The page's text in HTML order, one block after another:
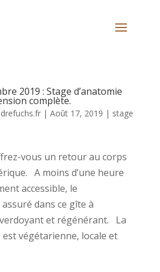
2019 : Stage d’anatomie
complète.
| Août 17, 2019 | stage
vous un retour au corps
A moins d’une heure
accessible, le
dans ce gîte à
et régénérant. La
végétarienne, locale et